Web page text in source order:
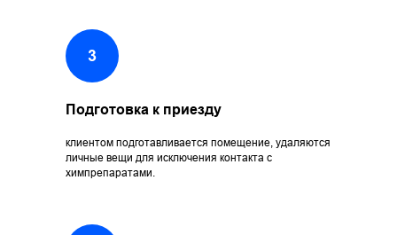
Подготовка к приезду
клиентом подготавливается помещение, удаляются
личные вещи для исключения контакта с
химпрепаратами.